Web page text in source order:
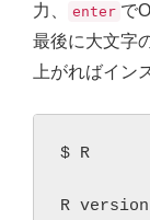
力、
enter で
最後に大文字
上がればイン
$ R
R